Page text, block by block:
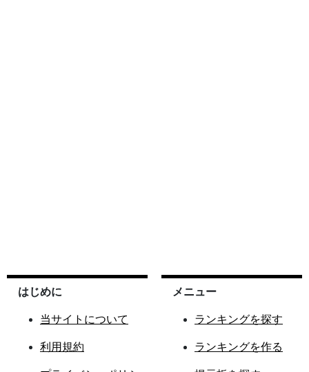
はじめに
当サイトについて
利用規約
メニュー
ランキングを探す
ランキングを作る